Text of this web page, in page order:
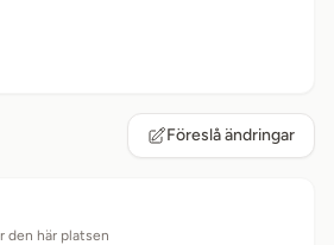
Föreslå ändringar
den här platsen